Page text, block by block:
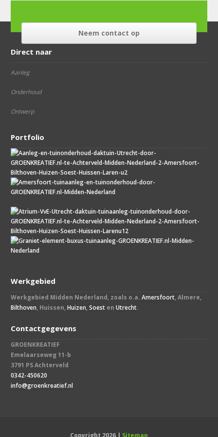
Neem contact op
Direct naar
Aanleg
Onderhoud
Ontwerp
Portfolio
Werkgebied
Werkgebied Midden Nederland, zoals o.a. Amersfoort, Almere,
Bilthoven, Huissen,Huizen,Soest en Utrecht.
Contactgegevens
GROENKREATIEF
Emelaarseweg 11-b
3791 PS Achterveld
0342-450620
info@groenkreatief.nl​